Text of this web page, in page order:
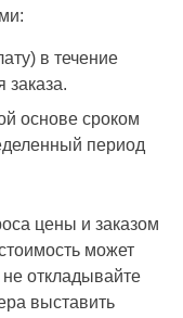
в течение
заказа.
основе сроком
период
цены и заказом
может
откладывайте
выставить